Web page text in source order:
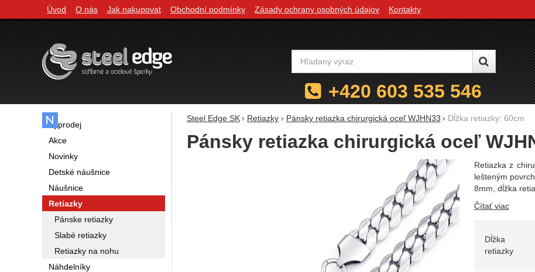
Steel Edge SK Retiazky Pánsky retiazka chirurgická oceľ WJHN33 Dĺžka retiazky: 60cm
Pánsky retiazka chirurgická oceľ
Retiazka z
lešteným
8mm, dĺžka
Čítať viac
Zvoľte
Dĺžka
retiazky
Výprodej
Akce
Novinky
Detské náušnice
Náušnice
Retiazky
Pánske retiazky
Slabé retiazky
Retiazky na nohu
Náhdelníky
Navigácia
Úvod O nás Jak nakupovat Obchodní podmínky Zásady ochrany osobných údajov Kontakty
Vyhľadávanie
+420 603 535 546